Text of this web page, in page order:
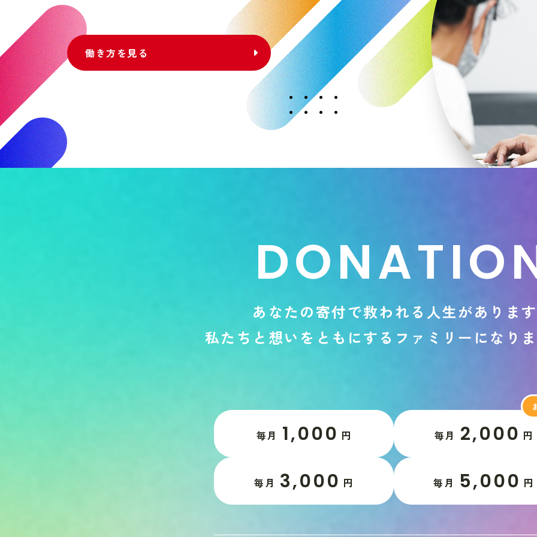
働き方を見る
DONATIO
あ なたの寄付で救われる 人生があ り ま す
私た ち と 想いを と も にする フ ァ ミ リ ー に な り ま
毎月 1,000 円 毎月 2,000 円
毎月 3,000 円 毎月 5,000 円